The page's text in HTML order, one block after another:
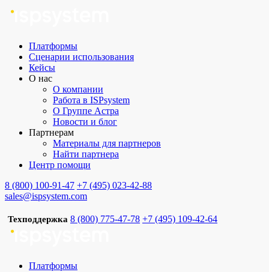
Платформы
Сценарии использования
Кейсы
О нас
О компании
Работа в ISPsystem
О Группе Астра
Новости и блог
Партнерам
Материалы для партнеров
Найти партнера
Центр помощи
8 (800) 100-91-47 +7 (495) 023-42-88
sales@ispsystem.com
Техподдержка 8 (800) 775-47-78 +7 (495) 109-42-64
Платформы